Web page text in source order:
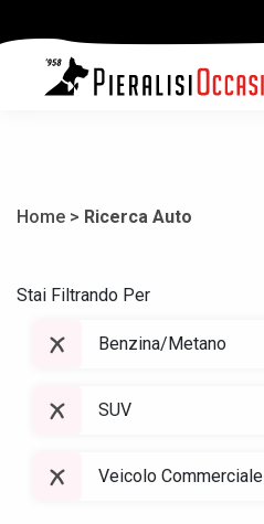
Home > Ricerca Auto
Stai Filtrando Per
Benzina/Metano
SUV
Veicolo Commerciale